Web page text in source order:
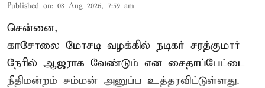
Published on: 08 Aug 2026, 7:59 am
சென்னை,
காசோலை மோசடி வழக்கில் நடிகர் சரத்குமார்
நேரில் ஆஜராக வேண்டும் என சைதாப்பேட்டை
நீதிமன்றம் சம்மன் அனுப்ப உத்தரவிட்டுள்ளது.